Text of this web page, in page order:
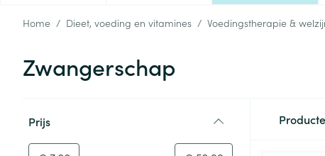
Home / Dieet, voeding en vitamines / Voedingstherapie &
Zwangerschap
Prijs